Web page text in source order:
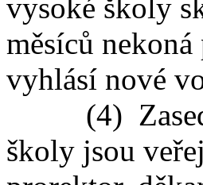
vysoké školy
měsíců
vyhlásí nové
(4)
školy jsou